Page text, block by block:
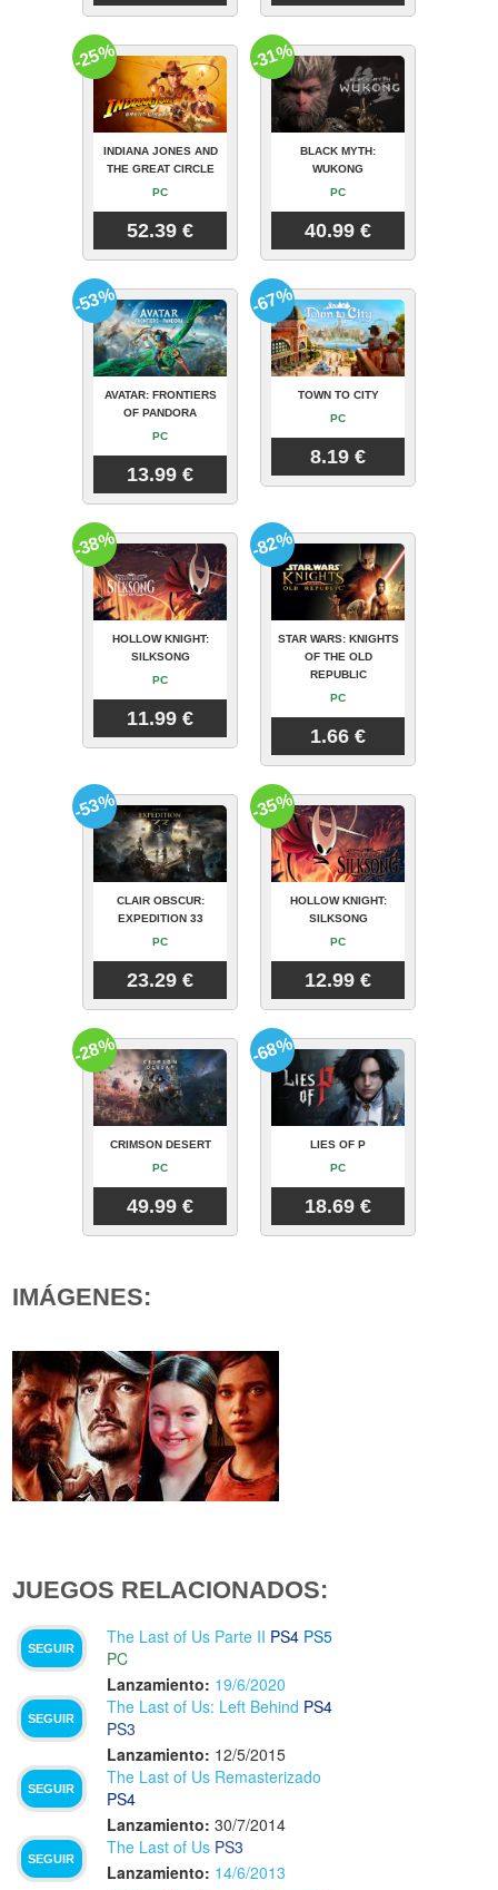
INDIANA JONES AND
THE GREAT CIRCLE
PC
52.39 €
-25%
BLACK MYTH:
WUKONG
PC
40.99 €
-31%
AVATAR: FRONTIERS
OF PANDORA
PC
13.99 €
-53%
TOWN TO CITY
PC
8.19 €
-67%
HOLLOW KNIGHT:
SILKSONG
PC
11.99 €
-38%
STAR WARS: KNIGHTS
OF THE OLD
REPUBLIC
PC
1.66 €
-82%
CLAIR OBSCUR:
EXPEDITION 33
PC
23.29 €
-53%
HOLLOW KNIGHT:
SILKSONG
PC
12.99 €
-35%
CRIMSON DESERT
PC
49.99 €
-28%
LIES OF P
PC
18.69 €
-68%
IMÁGENES:
JUEGOS RELACIONADOS:
SEGUIR
The Last of Us Parte II PS4 PS5
PC
Lanzamiento: 19/6/2020
SEGUIR
The Last of Us: Left Behind PS4
PS3
Lanzamiento: 12/5/2015
SEGUIR
The Last of Us Remasterizado
PS4
Lanzamiento: 30/7/2014
SEGUIR
The Last of Us PS3
Lanzamiento: 14/6/2013